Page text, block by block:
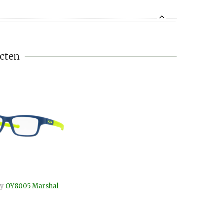
OY8005 Marshal